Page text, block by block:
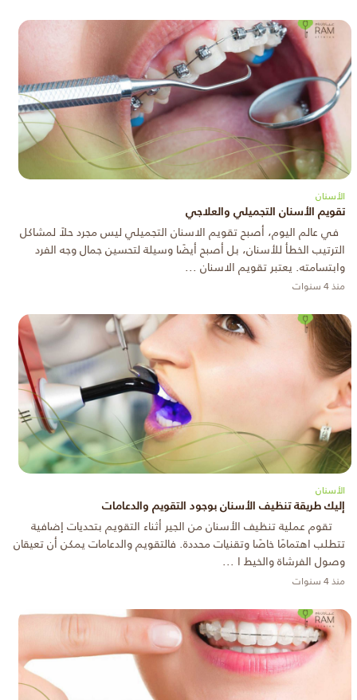
الأسنان
تقويم الأسنان التجميلي والعلاجي
في عالم اليوم، أصبح تقويم الاسنان التجميلي ليس مجرد حلاً لمشاكل
الترتيب الخطأ للأسنان، بل أصبح أيضًا وسيلة لتحسين جمال وجه الفرد
وابتسامته. يعتبر تقويم الاسنان ...
منذ 4 سنوات
الأسنان
إليك طريقة تنظيف الأسنان بوجود التقويم والدعامات
تقوم عملية تنظيف الأسنان من الجير أثناء التقويم بتحديات إضافية
تتطلب اهتمامًا خاصًا وتقنيات محددة. فالتقويم والدعامات يمكن أن تعيقان
وصول الفرشاة والخيط ا ...
منذ 4 سنوات